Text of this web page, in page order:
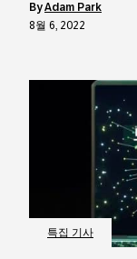
byAdam Park
8월 6, 2022
특집 기사